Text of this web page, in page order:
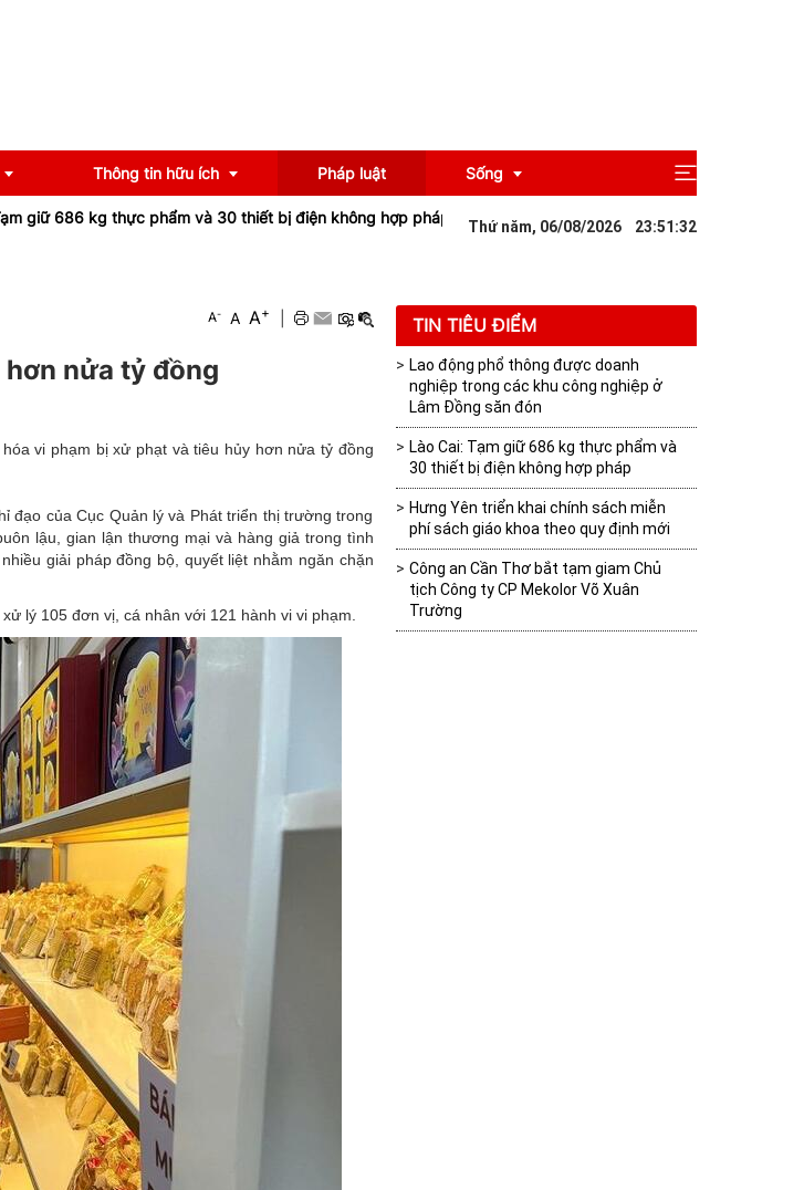
Thông tin hữu ích
Ngân hàng
Pháp luật Sống
Du lịch
kg thực phẩm và 30 thiết bị điện không hợp pháp Hưng Yên triển khai chính sách miễn phí sách giáo
Thứ năm, 06/08/2026 23:51 :33
A- A A+
nửa tỷ đồng
vi phạm bị xử phạt và tiêu hủy hơn nửa tỷ đồng
đạo của Cục Quản lý và Phát triển thị trường trong
lậu, gian lận thương mại và hàng giả trong tình
giải pháp đồng bộ, quyết liệt nhằm ngăn chặn
lý 105 đơn vị, cá nhân với 121 hành vi vi phạm.
TIN TIÊU ĐIỂM
Lao động phổ thông được doanh
nghiệp trong các khu công nghiệp ở
Lâm Đồng săn đón
Lào Cai: Tạm giữ 686 kg thực phẩm và
30 thiết bị điện không hợp pháp
Hưng Yên triển khai chính sách miễn
phí sách giáo khoa theo quy định mới
Công an Cần Thơ bắt tạm giam Chủ
tịch Công ty CP Mekolor Võ Xuân
Trường